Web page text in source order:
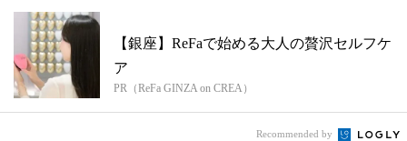
【銀座】ReFaで始める大人の贅沢セルフケ
ア
PR（ReFa GINZA on CREA）
Recommended by